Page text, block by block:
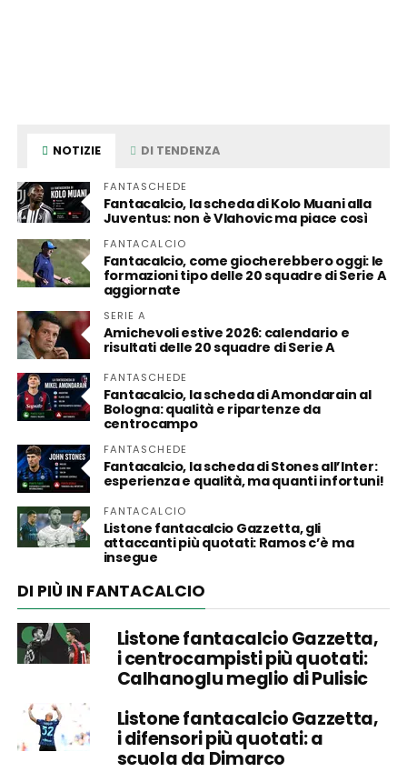
NOTIZIE DI TENDENZA
FANTASCHEDE
Fantacalcio, la scheda di Kolo Muani alla
Juventus: non è Vlahovic ma piace così
FANTACALCIO
Fantacalcio, come giocherebbero oggi: le
formazioni tipo delle 20 squadre di Serie A
aggiornate
SERIE A
Amichevoli estive 2026: calendario e
risultati delle 20 squadre di Serie A
FANTASCHEDE
Fantacalcio, la scheda di Amondarain al
Bologna: qualità e ripartenze da
centrocampo
FANTASCHEDE
Fantacalcio, la scheda di Stones all’Inter:
esperienza e qualità, ma quanti infortuni!
FANTACALCIO
Listone fantacalcio Gazzetta, gli
attaccanti più quotati: Ramos c’è ma
insegue
DI PIÙ IN FANTACALCIO
Listone fantacalcio Gazzetta,
i centrocampisti più quotati:
Calhanoglu meglio di Pulisic
Listone fantacalcio Gazzetta,
i difensori più quotati: a
scuola da Dimarco